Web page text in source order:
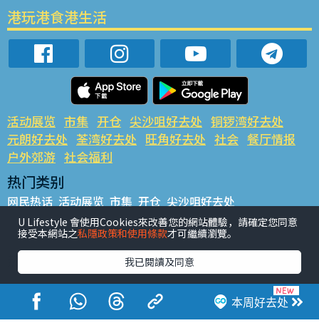
本周好去处
港玩港食港生活
活动展览 市集 开仓 尖沙咀好去处 铜锣湾好去处
元朗好去处 荃湾好去处 旺角好去处 社会 餐厅情报
户外郊游 社会福利
热门类别
网民热话 活动展览 市集 开仓 尖沙咀好去处
铜锣湾好去处 元朗好去处 荃湾好去处 旺角好去处 社会
餐厅情报 户外郊游
热门标签
#UGO揾好去处 #人气活动推介 #美食社群热话
#亲子玩乐好去处
#ULifestyle应用程式
#限时抢
#UJetso礼物放送
#ULifestyle商户中心 #著数 #网络热话
U Lifestyle 會使用Cookies來改善您的網站體驗，請確定您同意
接受本網站之私隱政策和使用條款才可繼續瀏覽。
我已閱讀及同意